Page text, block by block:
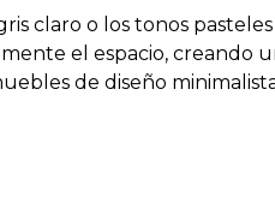
claro o los tonos
el espacio, creando
de diseño